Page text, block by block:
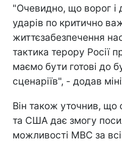
"Очевидно, що ворог і
ударів по критично
життєзабезпечення
тактика терору Росії
маємо бути готові до
сценаріїв", - додав
Він також уточнив, що
та США дає змогу
можливості МВС за